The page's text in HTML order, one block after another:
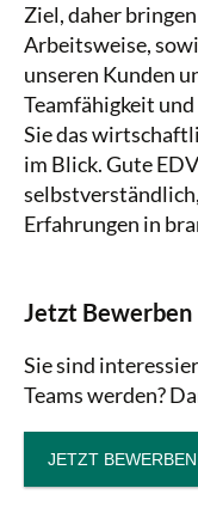
Ziel, daher
Arbeitsweise,
unseren Kunden
Teamfähigkeit
Sie das
im Blick. Gute
Erfahrungen in
Jetzt Bewerben
Sie sind
Teams werden?
JETZT BEWERBEN